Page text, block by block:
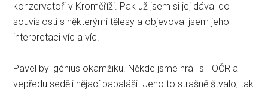
konzervatoři v Kroměříži. Pak už jsem si jej dával do
souvislosti s některými tělesy a objevoval jsem jeho
interpretaci víc a víc.
Pavel byl génius okamžiku. Někde jsme hráli s TOČR a
vepředu seděli nějací papaláši. Jeho to strašně štvalo, tak